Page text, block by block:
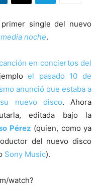
single del nuevo
noche.
en conciertos del
el pasado 10 de
anunció que estaba a
nuevo disco. Ahora
editada bajo la
Pérez (quien, como ya
del nuevo disco
Sony Music).
watch?